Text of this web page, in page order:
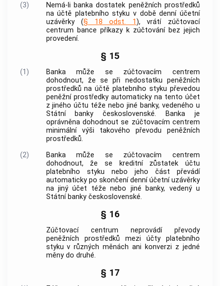
(3)
Nemá-li banka dostatek peněžních prostředků
na účtě platebního styku v době denní účetní
uzávěrky (§ 18 odst. 1), vrátí zúčtovací
centrum bance příkazy k zúčtování bez jejich
provedení.
§ 15
(1)
Banka může se zúčtovacím centrem
dohodnout, že se při nedostatku peněžních
prostředků na účtě platebního styku převedou
peněžní prostředky automaticky na tento účet
z jiného účtu téže nebo jiné banky, vedeného u
Státní banky československé. Banka je
oprávněna dohodnout se zúčtovacím centrem
minimální výši takového převodu peněžních
prostředků.
(2)
Banka může se zúčtovacím centrem
dohodnout, že se kreditní zůstatek účtu
platebního styku nebo jeho část převádí
automaticky po skončení denní účetní uzávěrky
na jiný účet téže nebo jiné banky, vedený u
Státní banky československé.
§ 16
Zúčtovací centrum neprovádí převody
peněžních prostředků mezi účty platebního
styku v různých měnách ani konverzi z jedné
měny do druhé.
§ 17